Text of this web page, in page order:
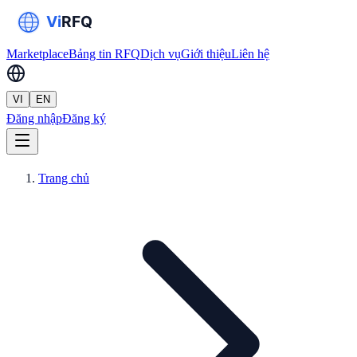
MarketplaceBảng tin RFQDịch vụGiới thiệuLiên hệ
VI EN
Đăng nhậpĐăng ký
Trang chủ